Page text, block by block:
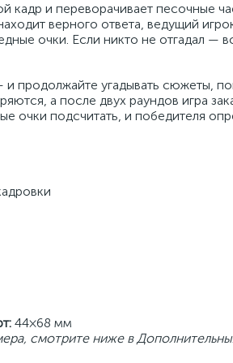
кадр и переворачивает песочные
верного ответа, ведущий
очки. Если никто не отгадал —
продолжайте угадывать сюжеты,
а после двух раундов игра
очки подсчитать, и победителя
44×68 мм
смотрите ниже в